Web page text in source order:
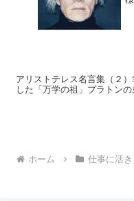
アリストテレス名言集（２
した「万学の祖」プラトン
ホーム 仕事に活